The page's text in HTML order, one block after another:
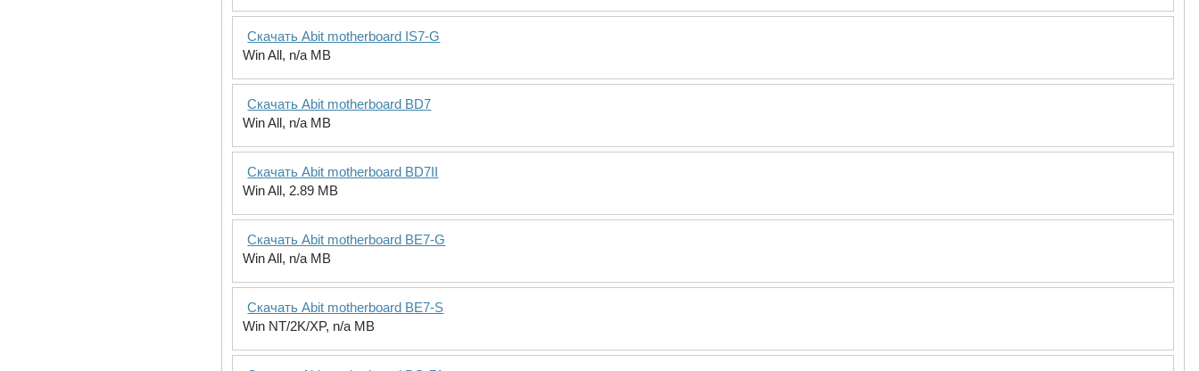
Скачать Abit motherboard IS7-G
Win All, n/a MB
Скачать Abit motherboard BD7
Win All, n/a MB
Скачать Abit motherboard BD7II
Win All, 2.89 MB
Скачать Abit motherboard BE7-G
Win All, n/a MB
Скачать Abit motherboard BE7-S
Win NT/2K/XP, n/a MB